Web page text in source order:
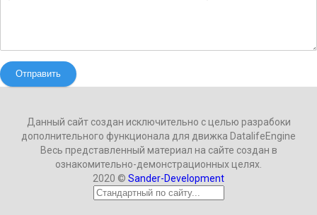
Отправить
Данный сайт создан исключительно с целью разрабоки
дополнительного функционала для движка DatalifeEngine
Весь представленный материал на сайте создан в
ознакомительно-демонстрационных целях.
2020 © Sander-Development